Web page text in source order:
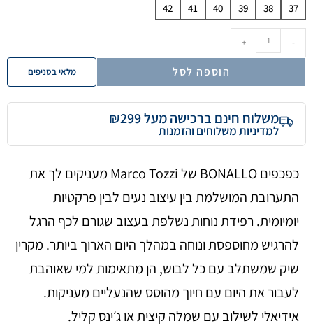
37
38
39
40
41
42
-
+
הוספה לסל מלאי בסניפים
משלוח חינם ברכישה מעל ₪299
למדיניות משלוחים והזמנות
כפכפים BONALLO של Marco Tozzi מעניקים לך את
התערובת המושלמת בין עיצוב נעים לבין פרקטיות
יומיומית. רפידת נוחות נשלפת בעצוב שגורם לכף הרגל
להרגיש מחוספסת ונוחה במהלך היום הארוך ביותר. מקרין
שיק שמשתלב עם כל לבוש, הן מתאימות למי שאוהבת
לעבור את היום עם חיוך מהוסס שהנעליים מעניקות.
אידיאלי לשילוב עם שמלה קיצית או ג׳ינס קליל.